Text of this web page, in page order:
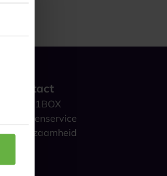
Contact
Over 1BOX
Klantenservice
Duurzaamheid